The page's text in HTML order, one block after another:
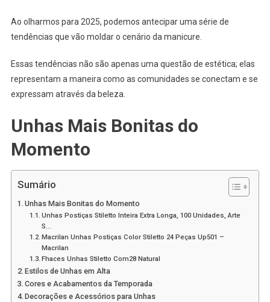
Ao olharmos para 2025, podemos antecipar uma série de
tendências que vão moldar o cenário da manicure.
Essas tendências não são apenas uma questão de estética; elas
representam a maneira como as comunidades se conectam e se
expressam através da beleza.
Unhas Mais Bonitas do
Momento
Sumário
Unhas Mais Bonitas do Momento
Unhas Postiças Stiletto Inteira Extra Longa, 100 Unidades, Arte
S…
Macrilan Unhas Postiças Color Stiletto 24 Peças Up501 –
Macrilan
Fhaces Unhas Stiletto Com28 Natural
Estilos de Unhas em Alta
Cores e Acabamentos da Temporada
Decorações e Acessórios para Unhas